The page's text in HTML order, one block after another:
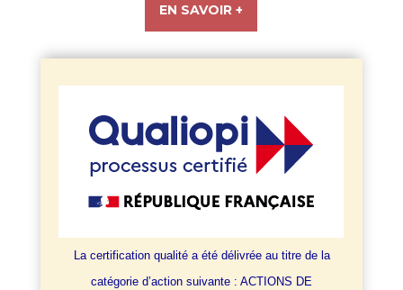
EN SAVOIR +
La certification qualité a été délivrée au titre de la
catégorie d’action suivante : ACTIONS DE